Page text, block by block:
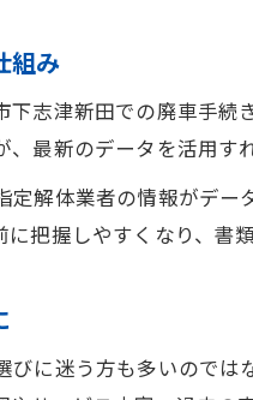
組み
志津新田での廃車手
最新のデータを活用す
解体業者の情報がデ
把握しやすくなり、書
に迷う方も多いので